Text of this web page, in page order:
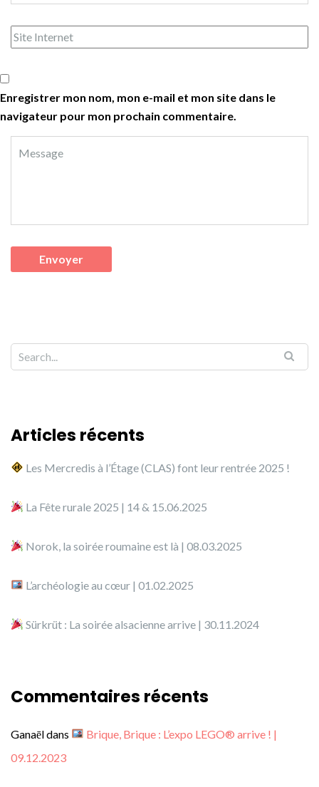
Enregistrer mon nom, mon e-mail et mon site dans le
navigateur pour mon prochain commentaire.
Articles récents
Les Mercredis à l’Étage (CLAS) font leur rentrée 2025 !
La Fête rurale 2025 | 14 & 15.06.2025
Norok, la soirée roumaine est là | 08.03.2025
L’archéologie au cœur | 01.02.2025
Sürkrüt : La soirée alsacienne arrive | 30.11.2024
Commentaires récents
Ganaēldans
Brique, Brique : L’expo LEGO® arrive ! |
09.12.2023